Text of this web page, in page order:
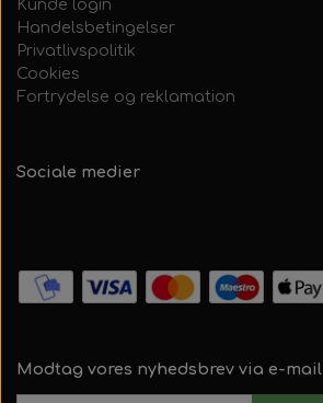
Kunde login
Handelsbetingelser
Privatlivspolitik
Cookies
Fortrydelse og reklamation
Sociale medier
Modtag vores nyhedsbrev via e-mail